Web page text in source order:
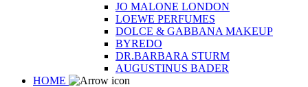
JO MALONE LONDON
LOEWE PERFUMES
DOLCE & GABBANA MAKEUP
BYREDO
DR.BARBARA STURM
AUGUSTINUS BADER
HOME